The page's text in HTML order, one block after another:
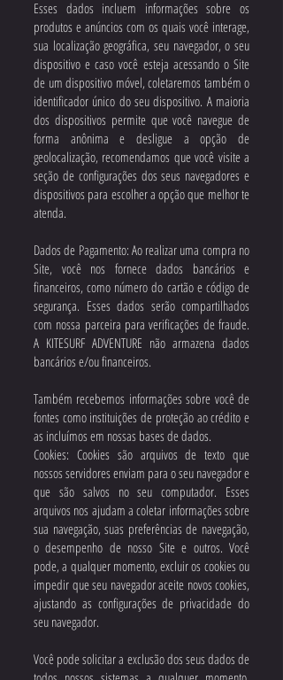
Esses dados incluem informações sobre os
produtos e anúncios com os quais você interage,
sua localização geográfica, seu navegador, o seu
dispositivo e caso você esteja acessando o Site
de um dispositivo móvel, coletaremos também o
identificador único do seu dispositivo. A maioria
dos dispositivos permite que você navegue de
forma anônima e desligue a opção de
geolocalização, recomendamos que você visite a
seção de configurações dos seus navegadores e
dispositivos para escolher a opção que melhor te
atenda.
Dados de Pagamento: Ao realizar uma compra no
Site, você nos fornece dados bancários e
financeiros, como número do cartão e código de
segurança. Esses dados serão compartilhados
com nossa parceira para verificações de fraude.
A KITESURF ADVENTURE não armazena dados
bancários e/ou financeiros.
Também recebemos informações sobre você de
fontes como instituições de proteção ao crédito e
as incluímos em nossas bases de dados.
Cookies: Cookies são arquivos de texto que
nossos servidores enviam para o seu navegador e
que são salvos no seu computador. Esses
arquivos nos ajudam a coletar informações sobre
sua navegação, suas preferências de navegação,
o desempenho de nosso Site e outros. Você
pode, a qualquer momento, excluir os cookies ou
impedir que seu navegador aceite novos cookies,
ajustando as configurações de privacidade do
seu navegador.
Você pode solicitar a exclusão dos seus dados de